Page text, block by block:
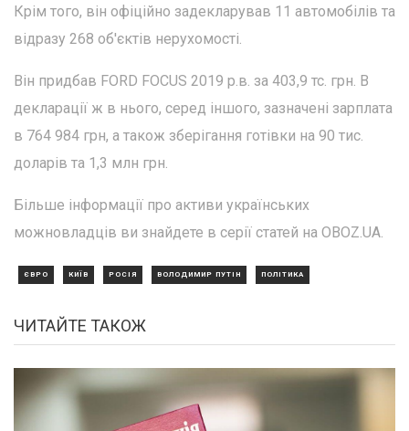
Крім того, він офіційно задекларував 11 автомобілів та
відразу 268 об'єктів нерухомості.
Він придбав FORD FOCUS 2019 р.в. за 403,9 тс. грн. В
декларації ж в нього, серед іншого, зазначені зарплата
в 764 984 грн, а також зберігання готівки на 90 тис.
доларів та 1,3 млн грн.
Більше інформації про активи українських
можновладців ви знайдете в серії статей на OBOZ.UA.
ЄВРО КИЇВ РОСІЯ ВОЛОДИМИР ПУТІН ПОЛІТИКА
ЧИТАЙТЕ ТАКОЖ